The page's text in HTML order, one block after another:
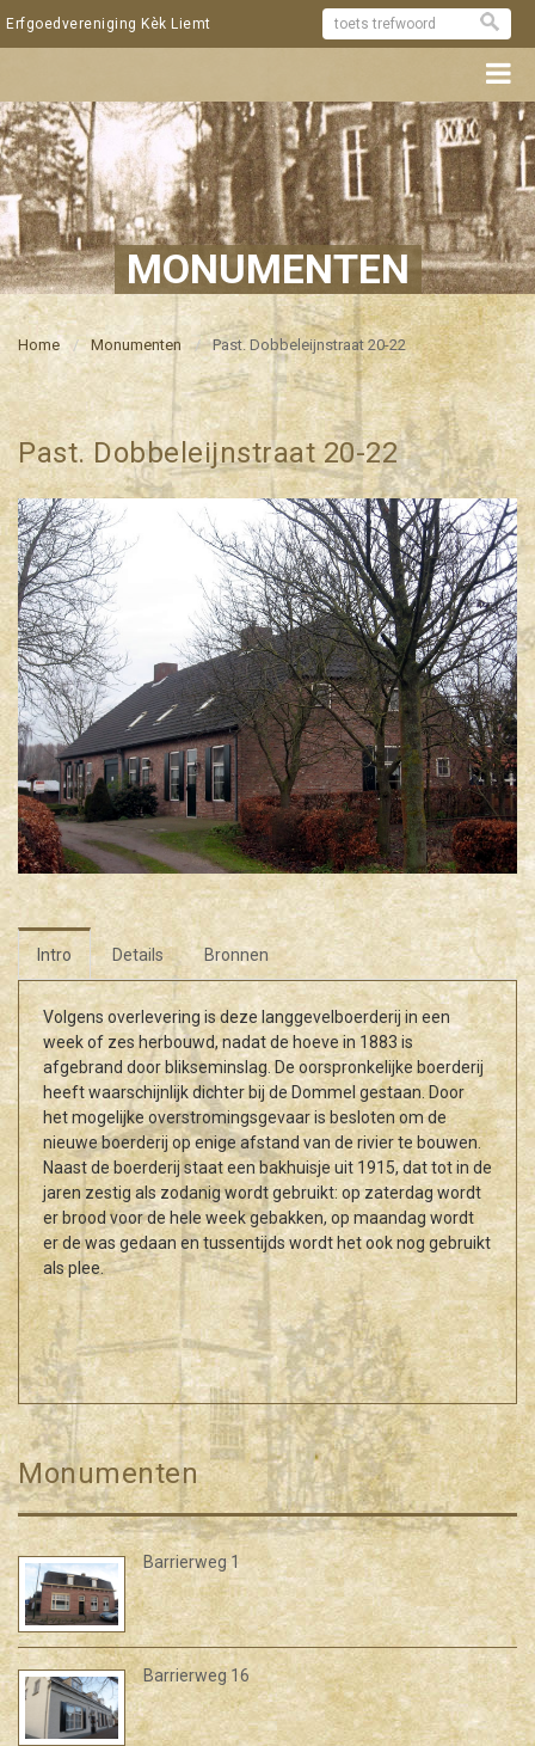
Erfgoedvereniging Kèk Liemt
MONUMENTEN
Home Monumenten Past. Dobbeleijnstraat 20-22
Past. Dobbeleijnstraat 20-22
Intro Details Bronnen
Volgens overlevering is deze langgevelboerderij in een
week of zes herbouwd, nadat de hoeve in 1883 is
afgebrand door blikseminslag. De oorspronkelijke boerderij
heeft waarschijnlijk dichter bij de Dommel gestaan. Door
het mogelijke overstromingsgevaar is besloten om de
nieuwe boerderij op enige afstand van de rivier te bouwen.
Naast de boerderij staat een bakhuisje uit 1915, dat tot in de
jaren zestig als zodanig wordt gebruikt: op zaterdag wordt
er brood voor de hele week gebakken, op maandag wordt
er de was gedaan en tussentijds wordt het ook nog gebruikt
als plee.
Monumenten
Barrierweg 1
Barrierweg 16